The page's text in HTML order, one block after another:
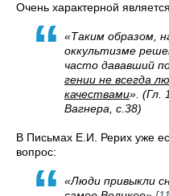
Очень характерной
«Таким образом,
оккультизме
часто дававший
гении не всегда
качествами». (Гл.
Вагнера, с.38)
В Письмах Е.И. Рерих уже
вопрос:
«Люди привыкли